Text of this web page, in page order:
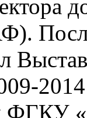
После
ФГКУ